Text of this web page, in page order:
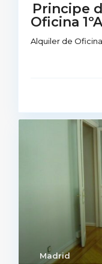
Principe
Oficina 1ºA
Alquiler de Oficina
Madrid